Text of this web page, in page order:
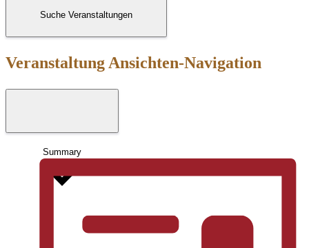
Suche Veranstaltungen
Veranstaltung Ansichten-Navigation
Summary